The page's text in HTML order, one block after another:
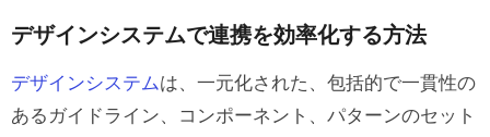
デザインシステムで連携を効率化する方法
デザインシステムは、一元化された、包括的で一貫性の
あるガイドライン、コンポーネント、パターンのセット